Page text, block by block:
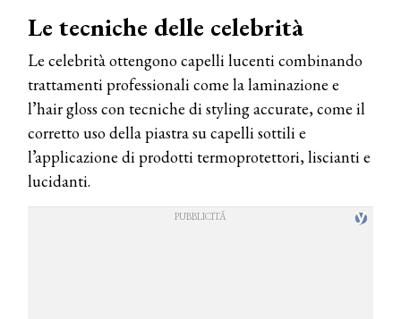
Le tecniche delle celebrità
Le celebrità ottengono capelli lucenti combinando
trattamenti professionali come la laminazione e
l’hair gloss con tecniche di styling accurate, come il
corretto uso della piastra su capelli sottili e
l’applicazione di prodotti termoprotettori, liscianti e
lucidanti.